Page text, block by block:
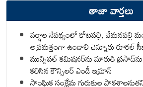
తాజా వార్తలు
వర్షాల నేపథ్యంలో కోటపల్లి, వేమనపల్లి
అప్రమత్తంగా ఉండాలి చెన్నూరు రూరల్
మున్సిపల్ కమిషనర్‌ను మారుతి
కలిసిన కౌన్సిలర్ ఎండీ ఇమ్రాన్ ​
సాంఘిక సంక్షేమ గురుకుల